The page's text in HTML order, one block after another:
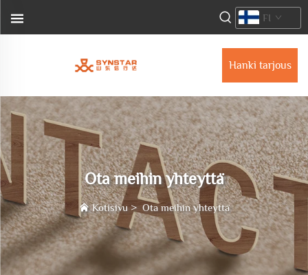
Hanki tarjous
FI
Ota meihin yhteyttä
Kotisivu> Ota meihin yhteyttä